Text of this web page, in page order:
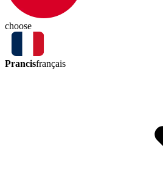
choose
Prancisfrançais